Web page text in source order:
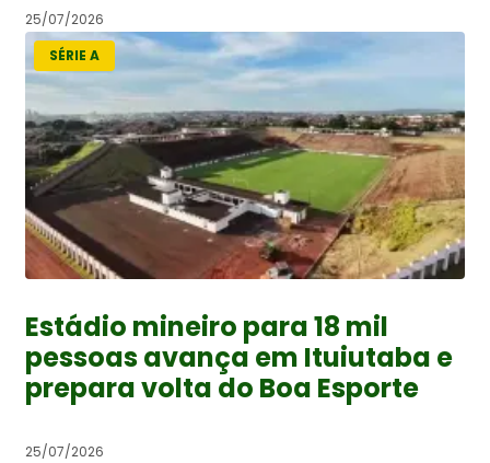
25/07/2026
SÉRIE A
Estádio mineiro para 18 mil
pessoas avança em Ituiutaba e
prepara volta do Boa Esporte
25/07/2026